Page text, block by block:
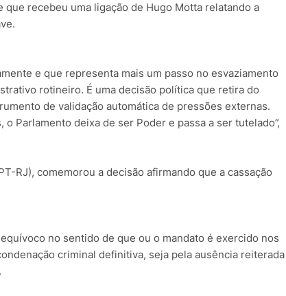
recebeu uma ligação de Hugo Motta relatando a
e que representa mais um passo no esvaziamento
rotineiro. É uma decisão política que retira do
de validação automática de pressões externas.
Parlamento deixa de ser Poder e passa a ser tutelado”,
RJ), comemorou a decisão afirmando que a cassação
no sentido de que ou o mandato é exercido nos
criminal definitiva, seja pela ausência reiterada